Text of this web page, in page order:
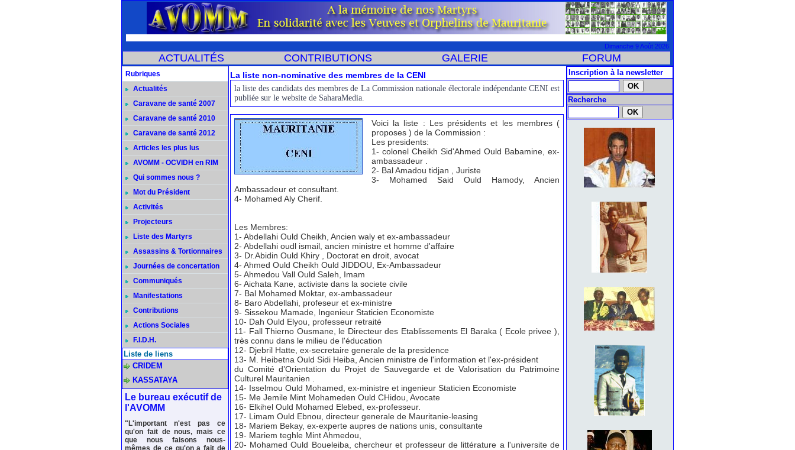
Dimanche 9 Août 2026
ACTUALITÉS CONTRIBUTIONS GALERIE FORUM
Rubriques
Actualités
Caravane de santé 2007
Caravane de santé 2010
Caravane de santé 2012
Articles les plus lus
AVOMM - OCVIDH en RIM
Qui sommes nous ?
Mot du Président
Activités
Projecteurs
Liste des Martyrs
Assassins & Tortionnaires
Journées de concertation
Communiqués
Manifestations
Contributions
Actions Sociales
F.I.D.H.
Liste de liens
CRIDEM
KASSATAYA
Le bureau exécutif de
l'AVOMM
"L'important n'est pas ce
qu'on fait de nous, mais ce
que nous faisons nous-
mêmes de ce qu'on a fait de
La liste non-nominative des membres de la CENI
la liste des candidats des membres de La Commission nationale électorale indépendante CENI est
publiée sur le website de SaharaMedia.
Voici la liste : Les présidents et les membres (
proposes ) de la Commission :
Les presidents:
1- colonel Cheikh Sid'Ahmed Ould Babamine, ex-
ambassadeur .
2- Bal Amadou tidjan , Juriste
3- Mohamed Said Ould Hamody, Ancien
Ambassadeur et consultant.
4- Mohamed Aly Cherif.
Les Membres:
1- Abdellahi Ould Cheikh, Ancien waly et ex-ambassadeur
2- Abdellahi oudl ismail, ancien ministre et homme d'affaire
3- Dr.Abidin Ould Khiry , Doctorat en droit, avocat
4- Ahmed Ould Cheikh Ould JIDDOU, Ex-Ambassadeur
5- Ahmedou Vall Ould Saleh, Imam
6- Aichata Kane, activiste dans la societe civile
7- Bal Mohamed Moktar, ex-ambassadeur
8- Baro Abdellahi, profeseur et ex-ministre
9- Sissekou Mamade, Ingenieur Staticien Economiste
10- Dah Ould Elyou, professeur retraité
11- Fall Thierno Ousmane, le Directeur des Etablissements El Baraka ( Ecole privee ),
très connu dans le milieu de l'éducation
12- Djebril Hatte, ex-secretaire generale de la presidence
13- M. Heibetna Ould Sidi Heiba, Ancien ministre de l'information et l'ex-président
du Comité d’Orientation du Projet de Sauvegarde et de Valorisation du Patrimoine
Culturel Mauritanien .
14- Isselmou Ould Mohamed, ex-ministre et ingenieur Staticien Economiste
15- Me Jemile Mint Mohameden Ould CHidou, Avocate
16- Elkihel Ould Mohamed Elebed, ex-professeur.
17- Limam Ould Ebnou, directeur generale de Mauritanie-leasing
18- Mariem Bekay, ex-experte aupres de nations unis, consultante
19- Mariem teghle Mint Ahmedou,
20- Mohamed Ould Boueleiba, chercheur et professeur de littérature a l'universite de
Inscription à la newsletter
Recherche